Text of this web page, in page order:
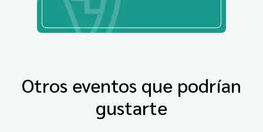
Otros eventos que podrían
gustarte